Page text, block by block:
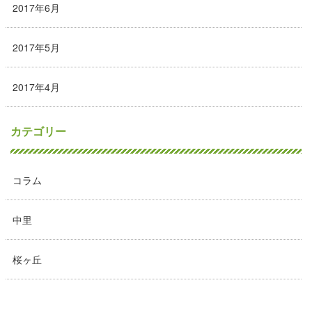
2017年6月
2017年5月
2017年4月
カテゴリー
コラム
中里
桜ヶ丘